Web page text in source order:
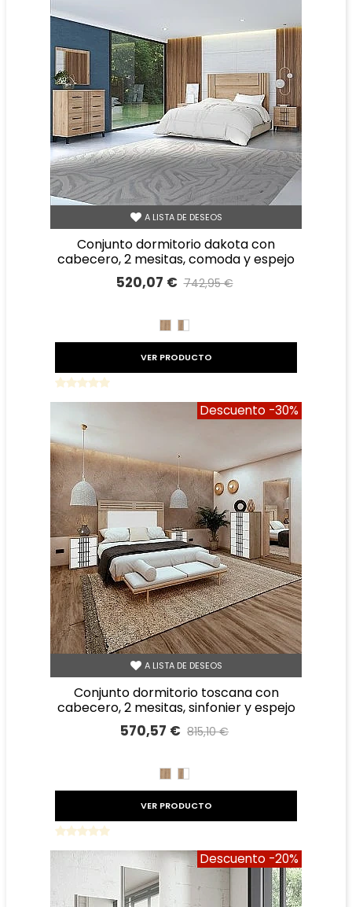
A LISTA DE DESEOS
conjunto dormitorio dakota con
cabecero, 2 mesitas, comoda y espejo
520,07 € 742,95 €
ROBLEROBLE
VER PRODUCTO
Descuento -30%
A LISTA DE DESEOS
conjunto dormitorio toscana con
cabecero, 2 mesitas, sinfonier y espejo
570,57 € 815,10 €
ROBLEROBLE
VER PRODUCTO
Descuento -20%